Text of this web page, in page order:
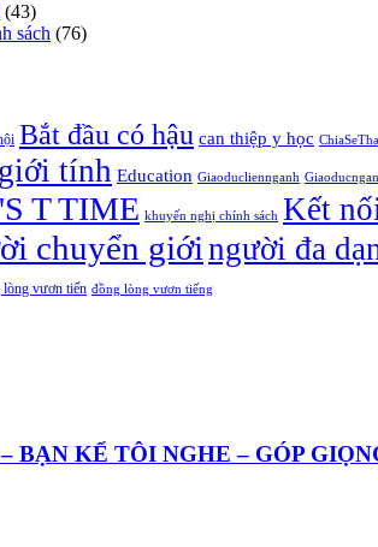
(43)
sách (76)
Bắt đầu có hậu can thiệp y học
tính Education Giaoducliennganh
T TIME khuyến nghị chính sách Kết
chuyển giới người đa
lòng vươn tiến đồng lòng vươn tiếng
BẠN KỂ TÔI NGHE – GÓP